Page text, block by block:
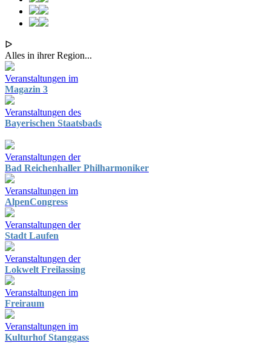
ᐅ
Alles in ihrer Region...
Veranstaltungen im
Magazin 3
Veranstaltungen des
Bayerischen Staatsbads
Veranstaltungen der
Bad Reichenhaller Philharmoniker
Veranstaltungen im
AlpenCongress
Veranstaltungen der
Stadt Laufen
Veranstaltungen der
Lokwelt Freilassing
Veranstaltungen im
Freiraum
Veranstaltungen im
Kulturhof Stanggass